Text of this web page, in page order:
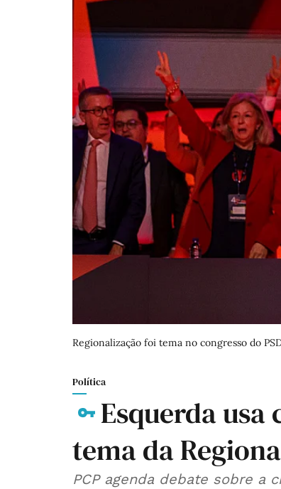
Regionalização foi tema no congresso do
Política
Esquerda usa
tema da
PCP agenda debate sobre a